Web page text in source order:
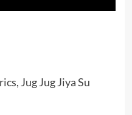
Jug Jug Jiya Su